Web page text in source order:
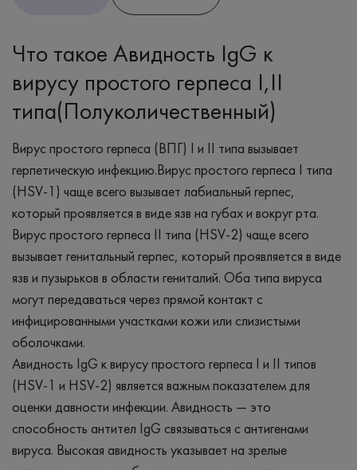
Что такое Авидность IgG к
вирусу простого герпеса I,II
типа(Полуколичественный)
Вирус простого герпеса (ВПГ) I и II типа вызывает
герпетическую инфекцию.Вирус простого герпеса I типа
(HSV-1) чаще всего вызывает лабиальный герпес,
который проявляется в виде язв на губах и вокруг рта.
Вирус простого герпеса II типа (HSV-2) чаще всего
вызывает генитальный герпес, который проявляется в виде
язв и пузырьков в области гениталий. Оба типа вируса
могут передаваться через прямой контакт с
инфицированными участками кожи или слизистыми
оболочками.
Авидность IgG к вирусу простого герпеса I и II типов
(HSV-1 и HSV-2) является важным показателем для
оценки давности инфекции. Авидность — это
способность антител IgG связываться с антигенами
вируса. Высокая авидность указывает на зрелые